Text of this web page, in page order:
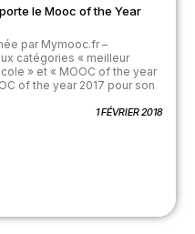
le Mooc of the Year
par Mymooc.fr –
catégories « meilleur
» et « MOOC of the year
of the year 2017 pour son
1 FÉVRIER 2018